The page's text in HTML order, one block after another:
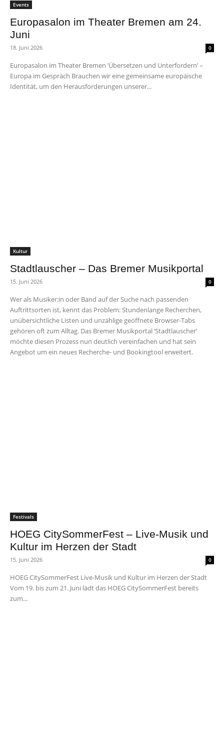
Events
Europasalon im Theater Bremen am 24.
Juni
18. Juni 2026 0
Europasalon im Theater Bremen ’Übersetzen und Unterfordern’ –
Europa im Gespräch Brauchen wir eine gemeinsame europäische
Identität, um den Herausforderungen unserer...
Kultur
Stadtlauscher – Das Bremer Musikportal
15. Juni 2026 0
Wer als Musiker:in oder Band auf der Suche nach passenden
Auftrittsorten ist, kennt das Problem: Stundenlange Recherchen,
unübersichtliche Listen und unzählige geöffnete Browser-Tabs
gehören oft zum Alltag. Das Bremer Musikportal ‘Stadtlauscher’
möchte diesen Prozess nun deutlich vereinfachen und hat sein
Angebot um ein neues Recherche- und Bookingtool erweitert.
Festivals
HOEG CitySommerFest – Live-Musik und
Kultur im Herzen der Stadt
15. Juni 2026 0
HOEG CitySommerFest Live-Musik und Kultur im Herzen der Stadt
Vom 19. bis zum 21. Juni lädt das HOEG CitySommerFest bereits
zum...